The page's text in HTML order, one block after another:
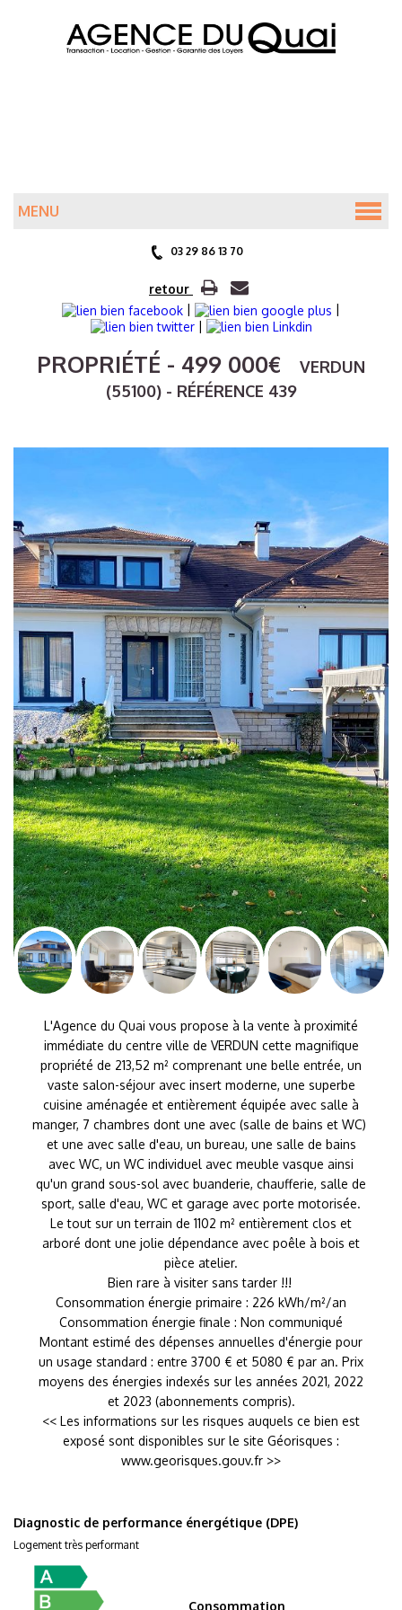
MENU
ANNONCES
PRÉSENTATION
ESTIMATION GRATUITE
CONTACT
03 29 86 13 70
retour
|
|
|
PROPRIÉTÉ - 499 000€
VERDUN
(55100) - RÉFÉRENCE 439
L'Agence du Quai vous propose à la vente à proximité
immédiate du centre ville de VERDUN cette magnifique
propriété de 213,52 m² comprenant une belle entrée, un
vaste salon-séjour avec insert moderne, une superbe
cuisine aménagée et entièrement équipée avec salle à
manger, 7 chambres dont une avec (salle de bains et WC)
et une avec salle d'eau, un bureau, une salle de bains
avec WC, un WC individuel avec meuble vasque ainsi
qu'un grand sous-sol avec buanderie, chaufferie, salle de
sport, salle d'eau, WC et garage avec porte motorisée.
Le tout sur un terrain de 1102 m² entièrement clos et
arboré dont une jolie dépendance avec poêle à bois et
pièce atelier.
Bien rare à visiter sans tarder !!!
Consommation énergie primaire : 226 kWh/m²/an
Consommation énergie finale : Non communiqué
Montant estimé des dépenses annuelles d'énergie pour
un usage standard : entre 3700 € et 5080 € par an. Prix
moyens des énergies indexés sur les années 2021, 2022
et 2023 (abonnements compris).
<< Les informations sur les risques auquels ce bien est
exposé sont disponibles sur le site Géorisques :
www.georisques.gouv.fr >>
Diagnostic de performance énergétique (DPE)
Logement très performant
Consommation